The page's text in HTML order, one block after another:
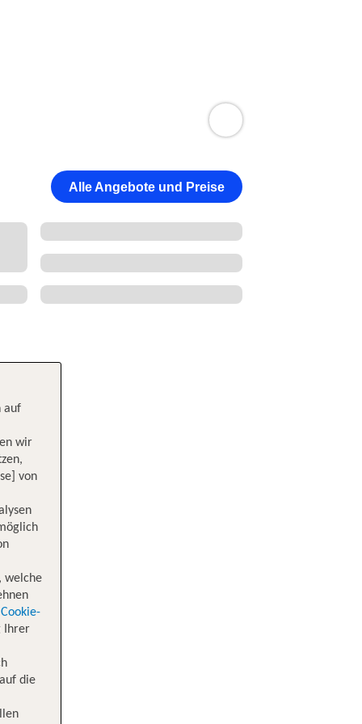
Alle Angebote und Preise
auf
wir
von
welche
Cookie-
Ihrer
die